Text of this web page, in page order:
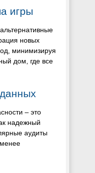
игры
новых
минимизируя
дом, где все
– это
надежный
аудиты